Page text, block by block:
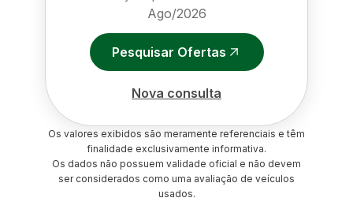
Ago/2026
Pesquisar Ofertas
Nova consulta
Os valores exibidos são meramente referenciais e têm
finalidade exclusivamente informativa.
Os dados não possuem validade oficial e não devem
ser considerados como uma avaliação de veículos
usados.